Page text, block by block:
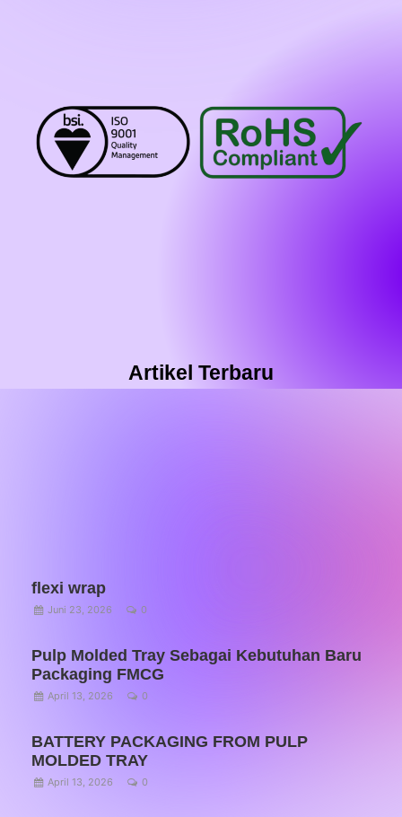
Artikel Terbaru
flexi wrap
Juni 23, 2026 0
Pulp Molded Tray Sebagai Kebutuhan Baru
Packaging FMCG
April 13, 2026 0
BATTERY PACKAGING FROM PULP
MOLDED TRAY
April 13, 2026 0